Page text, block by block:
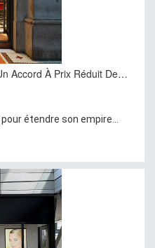
Accord À Prix Réduit De…
étendre son empire...